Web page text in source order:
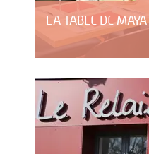
LA TABLE DE MAYA